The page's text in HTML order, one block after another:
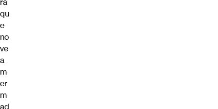
qu
e
no
ve
a
m
er
m